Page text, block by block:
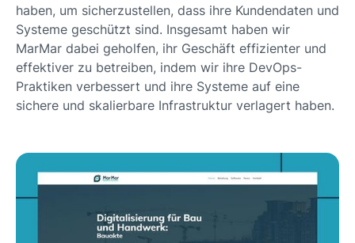
haben, um sicherzustellen, dass ihre Kundendaten und
Systeme geschützt sind. Insgesamt haben wir
MarMar dabei geholfen, ihr Geschäft effizienter und
effektiver zu betreiben, indem wir ihre DevOps-
Praktiken verbessert und ihre Systeme auf eine
sichere und skalierbare Infrastruktur verlagert haben.